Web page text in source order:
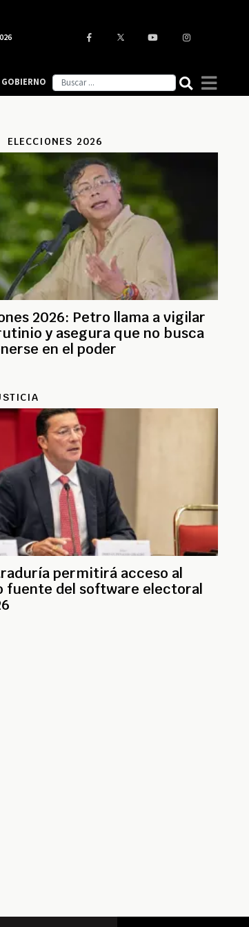
ELECCIONES 2026
2026: Petro llama a vigilar
y asegura que no busca
en el poder
permitirá acceso al
fuente del software electoral